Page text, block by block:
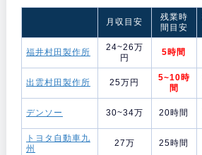
月収目安
残業時
間目安
福井村田製作所
24~26万
円
5時間
出雲村田製作所 25万円
5~10時
間
デンソー 30~34万 20時間
トヨタ自動車九
州
27万 25時間